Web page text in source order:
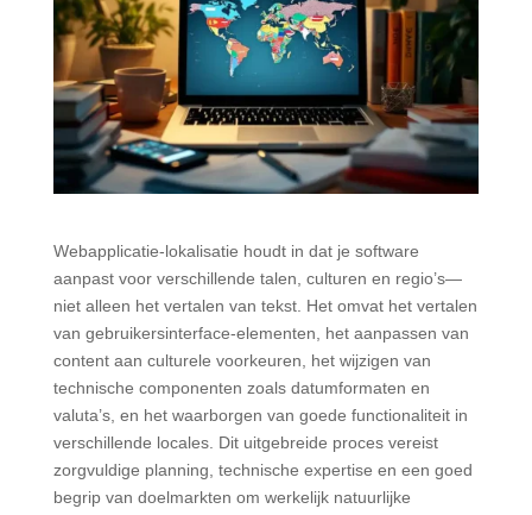
Webapplicatie-lokalisatie houdt in dat je software
aanpast voor verschillende talen, culturen en regio’s—
niet alleen het vertalen van tekst. Het omvat het vertalen
van gebruikersinterface-elementen, het aanpassen van
content aan culturele voorkeuren, het wijzigen van
technische componenten zoals datumformaten en
valuta’s, en het waarborgen van goede functionaliteit in
verschillende locales. Dit uitgebreide proces vereist
zorgvuldige planning, technische expertise en een goed
begrip van doelmarkten om werkelijk natuurlijke